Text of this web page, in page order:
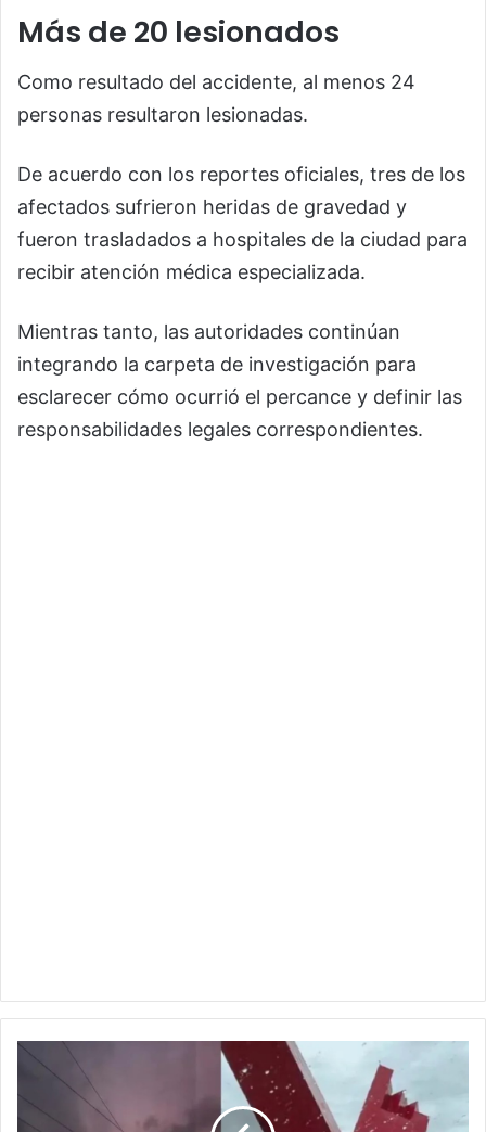
Más de 20 lesionados
Como resultado del accidente, al menos 24
personas resultaron lesionadas.
De acuerdo con los reportes oficiales, tres de los
afectados sufrieron heridas de gravedad y
fueron trasladados a hospitales de la ciudad para
recibir atención médica especializada.
Mientras tanto, las autoridades continúan
integrando la carpeta de investigación para
esclarecer cómo ocurrió el percance y definir las
responsabilidades legales correspondientes.
Se
desvanece
tormenta